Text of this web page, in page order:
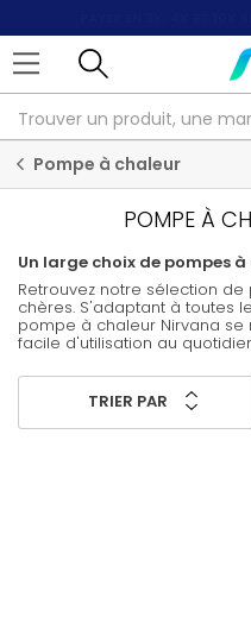
Pompe à chaleur
POMPE À
Un large choix de pompes
Retrouvez notre sélection
chères. S'adaptant à toutes
pompe à chaleur Nirvana
facile d'utilisation au
TRIER PAR